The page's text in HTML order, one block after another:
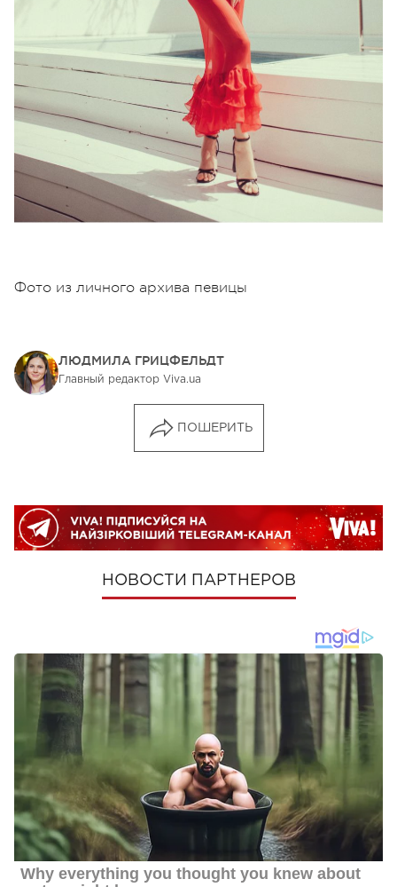
Фото из личного архива певицы
ЛЮДМИЛА ГРИЦФЕЛЬДТ
Главный редактор Viva.ua
ПОШЕРИТЬ
НОВОСТИ ПАРТНЕРОВ